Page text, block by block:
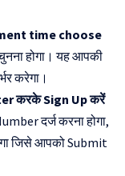
time choose
होगा। यह आपकी
करेगा।
करके Sign Up करें
दर्ज करना होगा,
जिसे आपको Submit